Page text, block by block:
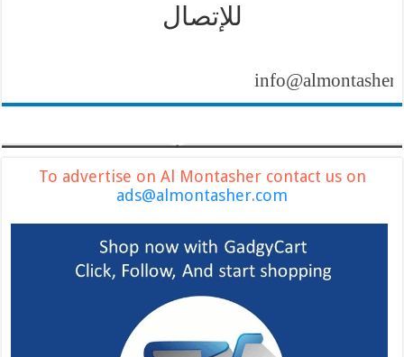
للإتصال
info@almontasher.com
To advertise on Al Montasher contact us on
ads@almontasher.com